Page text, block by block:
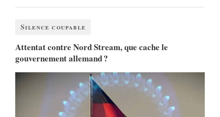
Silence coupable
Attentat contre Nord Stream, que cache le
gouvernement allemand ?